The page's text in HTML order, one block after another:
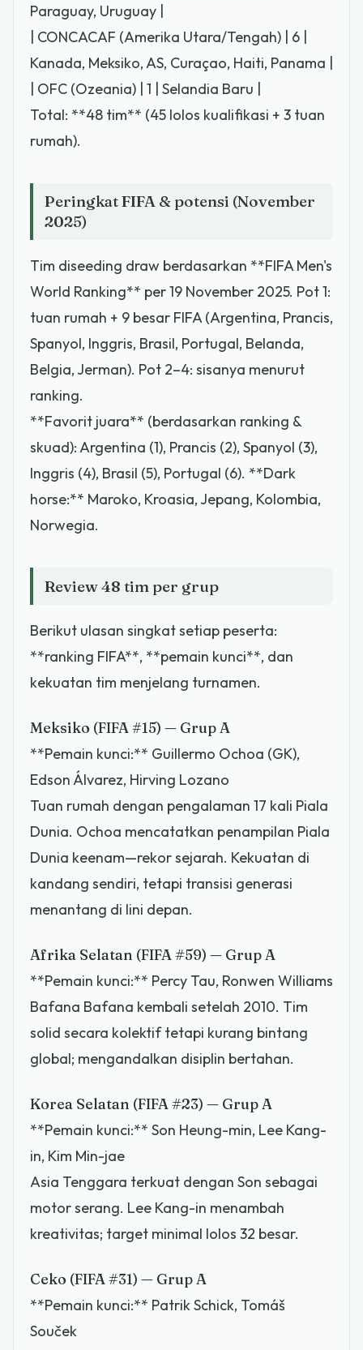
Paraguay, Uruguay |
| CONCACAF (Amerika Utara/Tengah) | 6 |
Kanada, Meksiko, AS, Curaçao, Haiti, Panama |
| OFC (Ozeania) | 1 | Selandia Baru |
Total: **48 tim** (45 lolos kualifikasi + 3 tuan
rumah).
Peringkat FIFA & potensi (November
2025)
Tim diseeding draw berdasarkan **FIFA Men's
World Ranking** per 19 November 2025. Pot 1:
tuan rumah + 9 besar FIFA (Argentina, Prancis,
Spanyol, Inggris, Brasil, Portugal, Belanda,
Belgia, Jerman). Pot 2–4: sisanya menurut
ranking.
**Favorit juara** (berdasarkan ranking &
skuad): Argentina (1), Prancis (2), Spanyol (3),
Inggris (4), Brasil (5), Portugal (6). **Dark
horse:** Maroko, Kroasia, Jepang, Kolombia,
Norwegia.
Review 48 tim per grup
Berikut ulasan singkat setiap peserta:
**ranking FIFA**, **pemain kunci**, dan
kekuatan tim menjelang turnamen.
Meksiko (FIFA #15) — Grup A
**Pemain kunci:** Guillermo Ochoa (GK),
Edson Álvarez, Hirving Lozano
Tuan rumah dengan pengalaman 17 kali Piala
Dunia. Ochoa mencatatkan penampilan Piala
Dunia keenam—rekor sejarah. Kekuatan di
kandang sendiri, tetapi transisi generasi
menantang di lini depan.
Afrika Selatan (FIFA #59) — Grup A
**Pemain kunci:** Percy Tau, Ronwen Williams
Bafana Bafana kembali setelah 2010. Tim
solid secara kolektif tetapi kurang bintang
global; mengandalkan disiplin bertahan.
Korea Selatan (FIFA #23) — Grup A
**Pemain kunci:** Son Heung-min, Lee Kang-
in, Kim Min-jae
Asia Tenggara terkuat dengan Son sebagai
motor serang. Lee Kang-in menambah
kreativitas; target minimal lolos 32 besar.
Ceko (FIFA #31) — Grup A
**Pemain kunci:** Patrik Schick, Tomáš
Souček